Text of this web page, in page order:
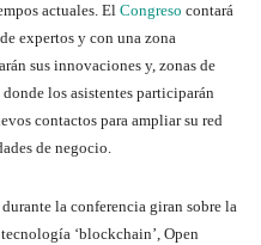
actuales. ElCongreso contará
expertos y con una zona
sus innovaciones y, zonas de
los asistentes participarán
contactos para ampliar su red
de negocio.
la conferencia giran sobre la
‘blockchain’, Open